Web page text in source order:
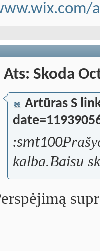
Ats: Skoda
Artūras S
:smt100
kalba.Baisu